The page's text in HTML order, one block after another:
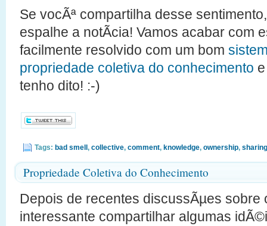
Se vocÃª compartilha desse
espalhe a notÃ­cia! Vamos acabar com
facilmente resolvido com um bom
propriedade coletiva do conhecimento
tenho dito! :-)
Tags: bad smell , collective, comment, knowledge, ownership, sharing
Propriedade Coletiva do Conhecimento
Depois de recentes discussÃµes sobre
interessante compartilhar algumas